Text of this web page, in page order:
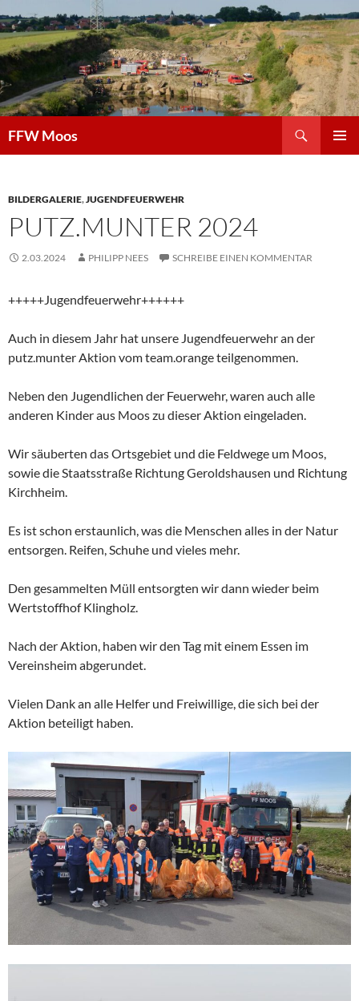
Inhalt
springen
FFW Moos
BILDERGALERIE,JUGENDFEUERWEHR
PUTZ.MUNTER 2024
2.03.2024 PHILIPP NEES SCHREIBE EINEN KOMMENTAR
+++++Jugendfeuerwehr++++++
Auch in diesem Jahr hat unsere Jugendfeuerwehr an der
putz.munter Aktion vom team.orange teilgenommen.
Neben den Jugendlichen der Feuerwehr, waren auch alle
anderen Kinder aus Moos zu dieser Aktion eingeladen.
Wirsäuberten das Ortsgebiet und die Feldwege um Moos,
sowie die Staatsstraße Richtung Geroldshausen und Richtung
Kirchheim.
Es ist schon erstaunlich, was die Menschen alles in der Natur
entsorgen. Reifen, Schuhe und vieles mehr.
Den gesammelten Müll entsorgten wir dann wieder beim
Wertstoffhof Klingholz.
Nach der Aktion, haben wir den Tag mit einem Essen im
Vereinsheim abgerundet.
Vielen Dank an alle Helfer und Freiwillige, die sich bei der
Aktion beteiligt haben.